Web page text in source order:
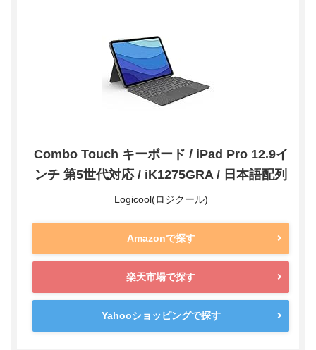
Combo Touch キーボード / iPad Pro 12.9イ
ンチ 第5世代対応 / iK1275GRA / 日本語配列
Logicool(ロジクール)
Amazonで探す
楽天市場で探す
Yahooショッピングで探す